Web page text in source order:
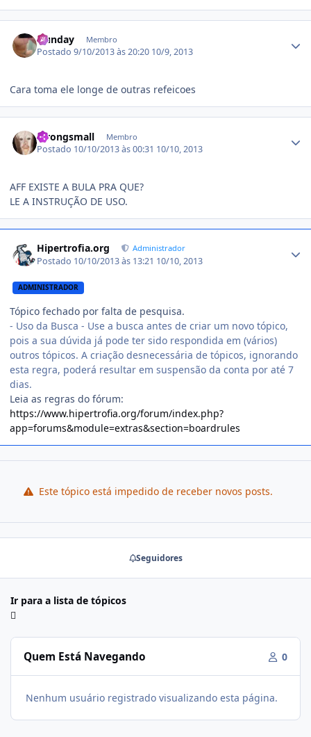
Hunday Membro
Postado9/10/2013 às 20:20 10/9, 2013
Cara toma ele longe de outras refeicoes
strongsmall Membro
Postado 10/10/2013 às 00:31 10/10, 2013
AFF EXISTE A BULA PRA QUE?
LE A INSTRUÇÃO DE USO.
Hipertrofia.org Administrador
Postado 10/10/2013 às 13:21 10/10, 2013
ADMINISTRADOR
Tópico fechado por falta de pesquisa.
- Uso da Busca - Use a busca antes de criar um novo tópico,
pois a sua dúvida já pode ter sido respondida em (vários)
outros tópicos. A criação desnecessária de tópicos, ignorando
esta regra, poderá resultar em suspensão da conta por até 7
dias.
Leia as regras do fórum:
https://www.hipertrofia.org/forum/index.php?
app=forums&module=extras&section=boardrules
Este tópico está impedido de receber novos posts.
Seguidores
Ir para a lista de tópicos
Quem Está Navegando 0
Nenhum usuário registrado visualizando esta página.